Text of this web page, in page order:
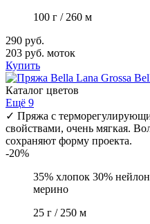
100 г / 260 м
290 руб.
203 руб. моток
Купить
Lana Grossa
Каталог цветов
Ещё 9
✓ Пряжа с
свойствами, очень мягкая.
сохраняют форму проекта.
-20%
35% хлопок 30%
мерино
25 г / 250 м